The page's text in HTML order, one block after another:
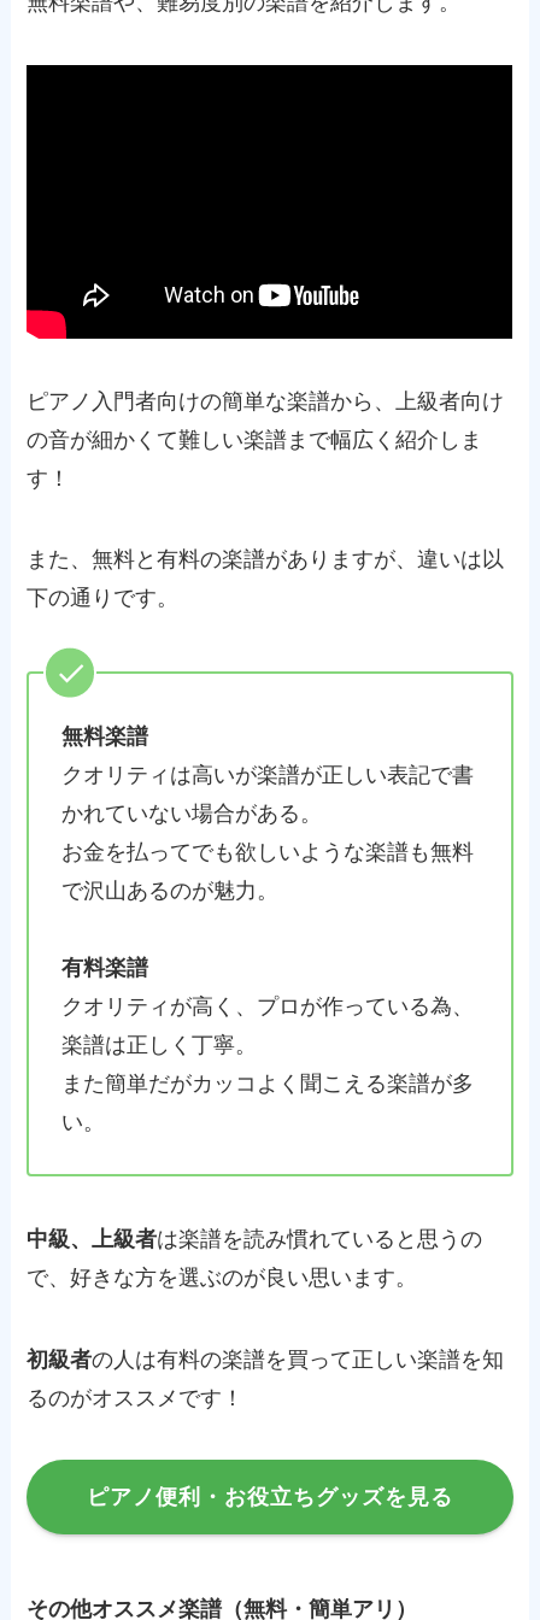
ピアノ入門者向けの簡単な楽譜から、上級者向け
の音が細かくて難しい楽譜まで幅広く紹介しま
す！
また、無料と有料の楽譜がありますが、違いは以
下の通りです。
無料楽譜
クオリティは高いが楽譜が正しい表記で書
かれていない場合がある。
お金を払ってでも欲しいような楽譜も無料
で沢山あるのが魅力。
有料楽譜
クオリティが高く、プロが作っている為、
楽譜は正しく丁寧。
また簡単だがカッコよく聞こえる楽譜が多
い。
中級、上級者は楽譜を読み慣れていると思うの
で、好きな方を選ぶのが良い思います。
初級者の人は有料の楽譜を買って正しい楽譜を知
るのがオススメです！
ピアノ便利・お役立ちグッズを見る
その他オススメ楽譜（無料・簡単アリ）